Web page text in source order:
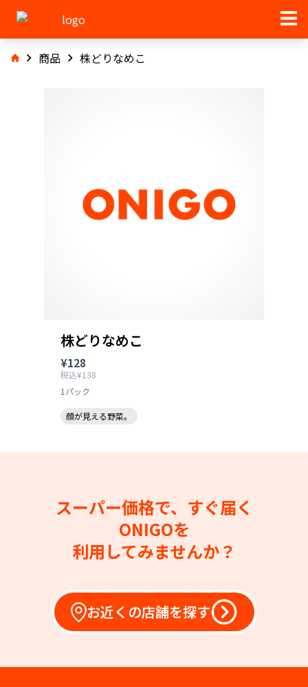
商品 株どりなめこ
株どりなめこ
¥128
税込¥138
1パック
顔が見える野菜。
スーパー価格で、すぐ届く
ONIGOを
利用してみませんか？
お近くの店舗を探す